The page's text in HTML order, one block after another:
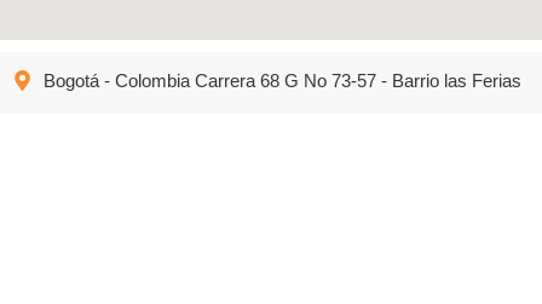
Bogotá - Colombia Carrera 68 G No 73-57 - Barrio las Ferias